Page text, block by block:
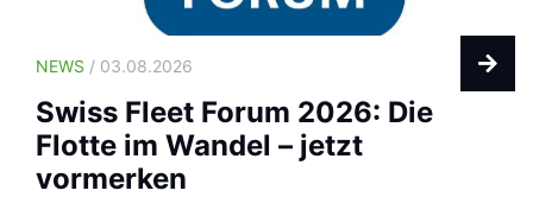
NEWS / 03.08.2026
Swiss Fleet Forum 2026: Die
Flotte im Wandel – jetzt
vormerken